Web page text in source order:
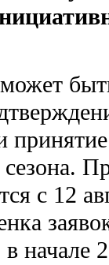
сезона.
с 12
начале